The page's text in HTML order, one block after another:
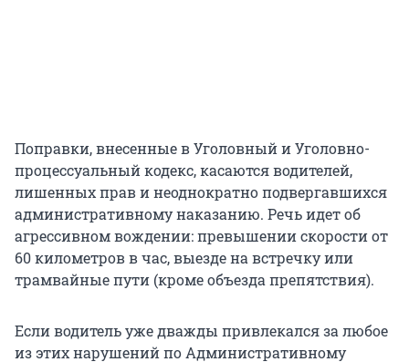
Поправки, внесенные в Уголовный и Уголовно-
процессуальный кодекс, касаются водителей,
лишенных прав и неоднократно подвергавшихся
административному наказанию. Речь идет об
агрессивном вождении: превышении скорости от
60 километров в час, выезде на встречку или
трамвайные пути (кроме объезда препятствия).
Если водитель уже дважды привлекался за любое
из этих нарушений по Административному